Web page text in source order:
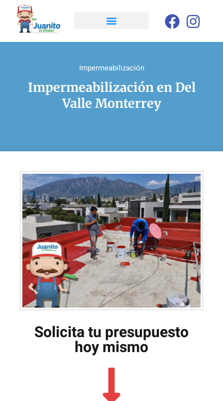
Impermeabilización
Impermeabilización en Del
Valle Monterrey
Solicita tu presupuesto
hoy mismo